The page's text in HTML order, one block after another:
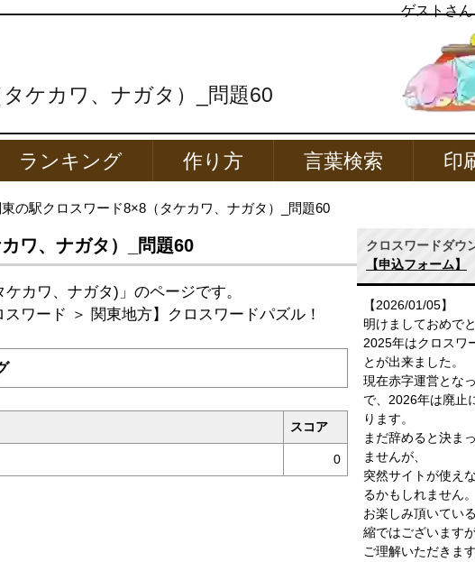
ゲストさん
ケカワ、ナガタ）_問題60
ランキング 作り方 言葉検索 印
東の駅クロスワード8×8（タケカワ、ナガタ）_問題60
ワ、ナガタ）_問題60
カワ、ナガタ)」のページです。
ワード ＞ 関東地方】クロスワードパズル！
スコア
0
クロスワードダウ
【申込フォーム】
【2026/01/05】
明けましておめで
2025年はクロスワ
とが出来ました。
現在赤字運営とな
で、2026年は廃止
ります。
まだ辞めると決ま
ませんが、
突然サイトが使え
るかもしれません。
お楽しみ頂いてい
縮ではございますが
ご理解いただきま